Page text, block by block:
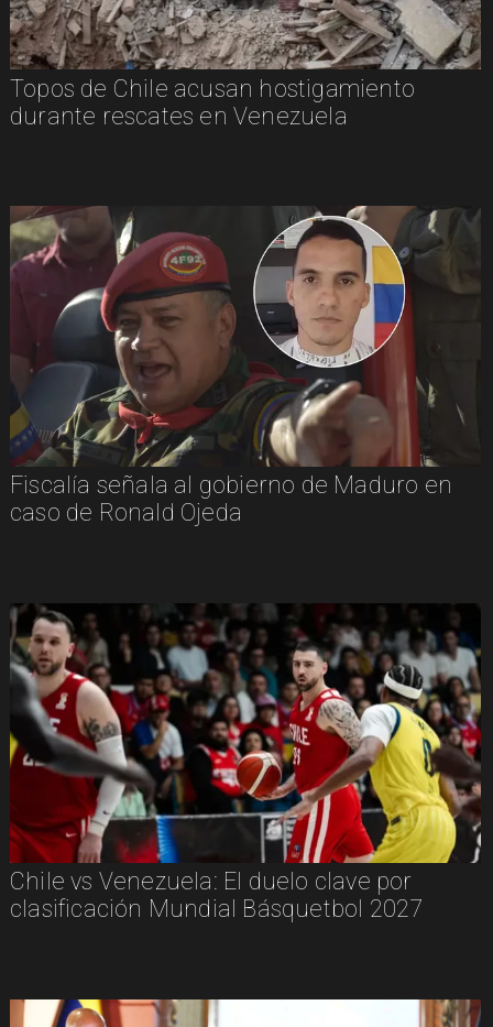
Topos de Chile acusan hostigamiento
durante rescates en Venezuela
Fiscalía señala al gobierno de Maduro en
caso de Ronald Ojeda
Chile vs Venezuela: El duelo clave por
clasificación Mundial Básquetbol 2027